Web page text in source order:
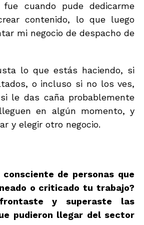
cuando pude dedicarme
contenido, lo que luego
mi negocio de despacho de
lo que estás haciendo, si
o incluso si no los ves,
le das caña probablemente
en algún momento, y
y elegir otro negocio.
consciente de personas que
o criticado tu trabajo?
y superaste las
pudieron llegar del sector